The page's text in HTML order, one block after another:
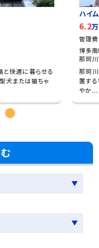
と快適に暮らせる
犬または猫ちゃ
ハイ
6.2
管理
博多
那珂
那珂
置す
やか...